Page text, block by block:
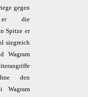
gegen
er die
Spitze er
siegreich
Wagram
den
Wagram